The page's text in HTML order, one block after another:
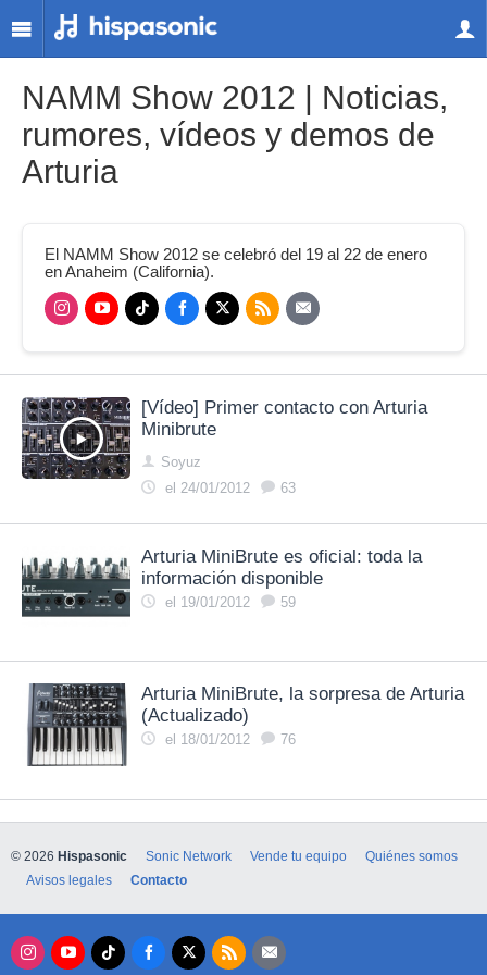
NAMM Show 2012 | Noticias,
rumores, vídeos y demos de
Arturia
El NAMM Show 2012 se celebró del 19 al 22 de enero
en Anaheim (California).
[Vídeo] Primer contacto con Arturia
Minibrute
Soyuz
el 24/01/2012
63
Arturia MiniBrute es oficial: toda la
información disponible
el 19/01/2012 59
Arturia MiniBrute, la sorpresa de Arturia
(Actualizado)
el 18/01/2012 76
© 2026 Hispasonic Sonic Network Vende tu equipo
Quiénes somos
Avisos legales
Contacto